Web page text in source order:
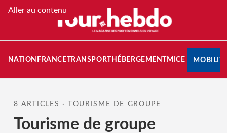
Aller au contenu
FRANCETRANSPORT HÉBERGEMENT MICE
8 ARTICLES · TOURISME DE GROUPE
Tourisme de groupe